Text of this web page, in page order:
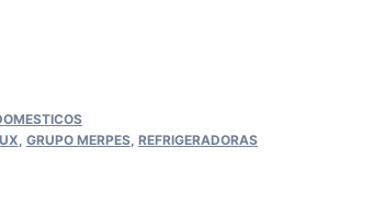
GRUPO MERPES, REFRIGERADORAS